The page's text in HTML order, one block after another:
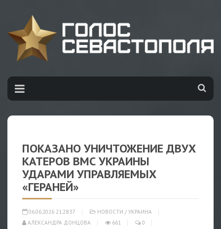
ПОКАЗАНО УНИЧТОЖЕНИЕ ДВУХ
КАТЕРОВ ВМС УКРАИНЫ
УДАРАМИ УПРАВЛЯЕМЫХ
«ГЕРАНЕЙ»
06.06.2026 21:28:37 НОВОСТИ / УКРАИНА
АЛЕКСАНДРА ДОНЦОВА
661 0